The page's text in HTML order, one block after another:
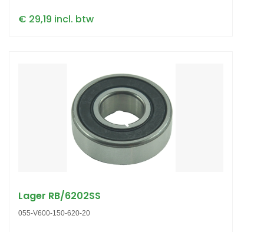
€ 29,19 incl. btw
Lager RB/6202SS
055-V600-150-620-20